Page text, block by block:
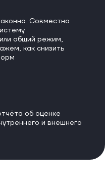
Совместно
общий режим,
как снизить
об оценке
и внешнего